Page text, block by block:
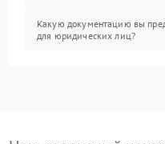
Какую документацию вы
для юридических лиц?